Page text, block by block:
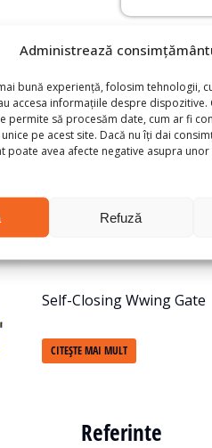
Administrează
bună experiență, folosim tehnologii,
accesa informațiile despre
permite să procesăm date, cum ar fi
pe acest site. Dacă nu îți dai
poate avea afecte negative asupra
Refuză
ușa se închide cu o
Self-Closing Wwing Gate
CITEȘTE MAI MULT
Referinte